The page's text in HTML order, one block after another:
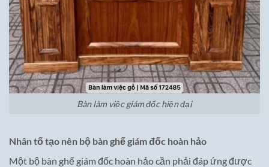
Bàn làm việc giám đốc hiện đại
Nhân tố tạo nên bộ bàn ghế giám đốc hoàn hảo
Một bộ bàn ghế giám đốc hoàn hảo cần phải đáp ứng được